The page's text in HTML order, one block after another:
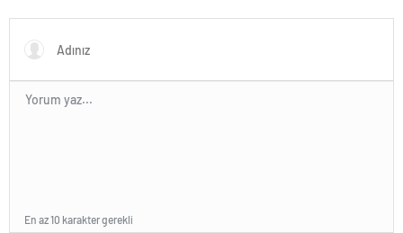
En az 10 karakter gerekli